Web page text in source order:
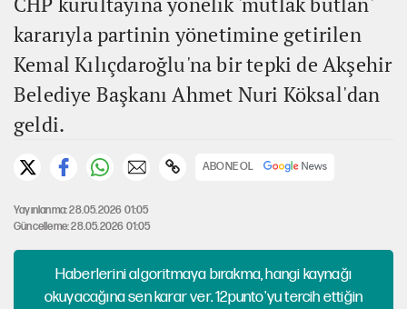
kararıyla partinin yönetimine getirilen
Kemal Kılıçdaroğlu'na bir tepki de Akşehir
Belediye Başkanı Ahmet Nuri Köksal'dan
geldi.
ABONE OL
Yayınlanma: 28.05.2026 01:05
Güncelleme: 28.05.2026 01:05
Haberlerini algoritmaya bırakma, hangi kaynağı
okuyacağına sen karar ver. 12punto'yu tercih ettiğin